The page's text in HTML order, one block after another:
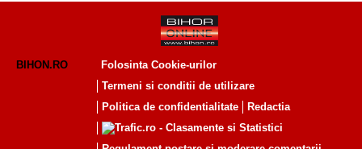
BIHON.RO
Folosinta Cookie-urilor
Termeni si conditii de utilizare
Politica de confidentialitate
Redactia